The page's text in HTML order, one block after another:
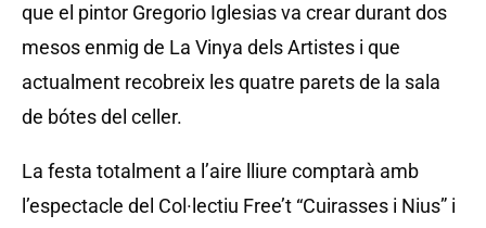
que el pintor Gregorio Iglesias va crear durant dos
mesos enmig de La Vinya dels Artistes i que
actualment recobreix les quatre parets de la sala
de bótes del celler.
La festa totalment a l’aire lliure comptarà amb
l’espectacle del Col·lectiu Free’t “Cuirasses i Nius” i